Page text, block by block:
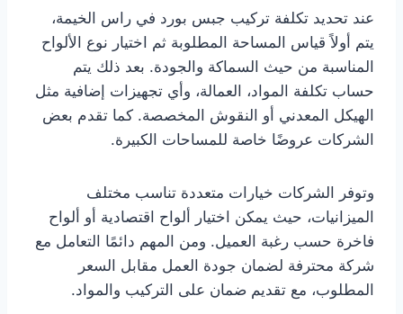
عند تحديد تكلفة تركيب جبس بورد في راس الخيمة،
يتم أولاً قياس المساحة المطلوبة ثم اختيار نوع الألواح
المناسبة من حيث السماكة والجودة. بعد ذلك يتم
حساب تكلفة المواد، العمالة، وأي تجهيزات إضافية مثل
الهيكل المعدني أو النقوش المخصصة. كما تقدم بعض
الشركات عروضًا خاصة للمساحات الكبيرة.
وتوفر الشركات خيارات متعددة تناسب مختلف
الميزانيات، حيث يمكن اختيار ألواح اقتصادية أو ألواح
فاخرة حسب رغبة العميل. ومن المهم دائمًا التعامل مع
شركة محترفة لضمان جودة العمل مقابل السعر
المطلوب، مع تقديم ضمان على التركيب والمواد.